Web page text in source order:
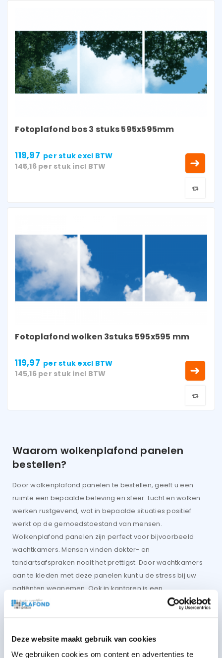
Deze website maakt gebruik van cookies
We gebruiken cookies om content en advertenties te
Fotoplafond bos 3 stuks 595x595mm
119,97 per stuk excl BTW
145,16 per stuk incl BTW
Fotoplafond wolken 3stuks 595x595 mm
119,97 per stuk excl BTW
145,16 per stuk incl BTW
Waarom wolkenplafond panelen
bestellen?
Door wolkenplafond panelen te bestellen, geeft u een
ruimte een bepaalde beleving en sfeer. Lucht en wolken
werken rustgevend, wat in bepaalde situaties positief
werkt op de gemoedstoestand van mensen.
Wolkenplafond panelen zijn perfect voor bijvoorbeeld
wachtkamers. Mensen vinden dokter- en
tandartsafspraken nooit het prettigst. Door wachtkamers
aan te kleden met deze panelen kunt u de stress bij uw
patiënten wegnemen. Ook in kantoren is een
wolkenplafond zeer nuttig. U kunt een goede indruk
sfeer is de werkomgeving net even iets beter dan zonder
het wolkenplafond.